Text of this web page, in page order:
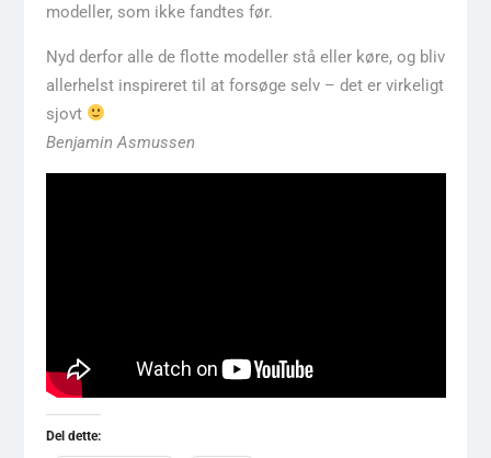
modeller, som ikke fandtes før.
Nyd derfor alle de flotte modeller stå eller køre, og bliv
allerhelst inspireret til at forsøge selv – det er virkeligt
sjovt
Benjamin Asmussen
Del dette: